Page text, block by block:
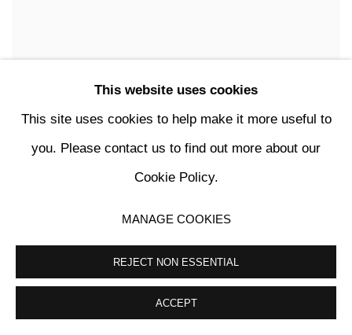
LE COEUR DE NAXOS (CRÉPUSCULE)
This website uses cookies
This site uses cookies to help make it more useful to
you. Please contact us to find out more about our
Cookie Policy.
MANAGE COOKIES
REJECT NON ESSENTIAL
ACCEPT